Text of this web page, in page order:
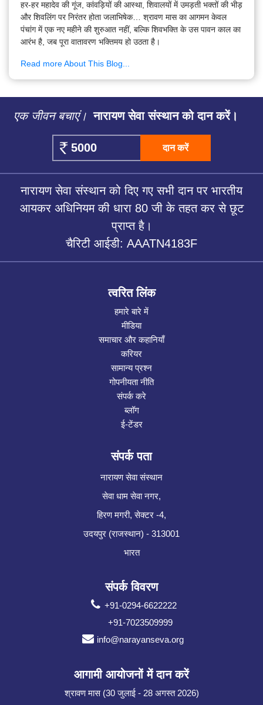
हर-हर महादेव की गूंज, कांवड़ियों की आस्था, शिवालयों में उमड़ती भक्तों की भीड़
और शिवलिंग पर निरंतर होता जलाभिषेक… श्रावण मास का आगमन केवल
पंचांग में एक नए महीने की शुरुआत नहीं, बल्कि शिवभक्ति के उस पावन काल का
आरंभ है, जब पूरा वातावरण भक्तिमय हो उठता है।
Read more About This Blog...
एक जीवन बचाएं। नारायण सेवा संस्थान को दान करें।
दान करें
नारायण सेवा संस्थान को दिए गए सभी दान पर भारतीय
आयकर अधिनियम की धारा 80 जी के तहत कर से छूट
प्राप्त है।
चैरिटी आईडी: AAATN4183F
त्वरित लिंक
हमारे बारे में
मीडिया
समाचार और कहानियाँ
करियर
सामान्य प्रश्न
गोपनीयता नीति
संपर्क करे
ब्लॉग
ई-टेंडर
संपर्क पता
नारायण सेवा संस्थान
सेवा धाम सेवा नगर,
हिरण मगरी, सेक्टर -4,
उदयपुर (राजस्थान) - 313001
भारत
संपर्क विवरण
+91-0294-6622222
+91-7023509999
info@narayanseva.org
आगामी आयोजनों में दान करें
श्रावण मास (30 जुलाई - 28 अगस्त 2026)